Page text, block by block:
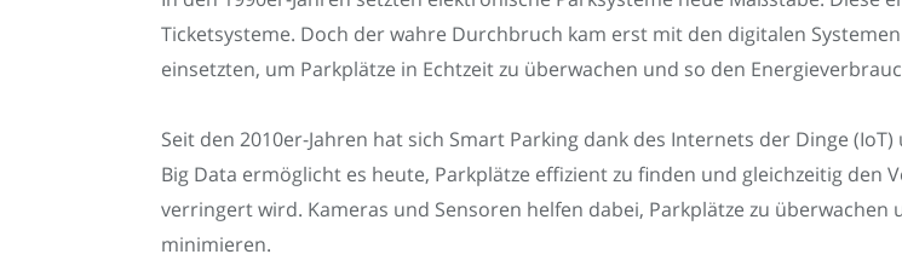
Ticketsysteme. Doch der wahre Durchbruch kam erst mit den digitalen
einsetzten, um Parkplätze in Echtzeit zu überwachen und so den
Seit den 2010er-Jahren hat sich Smart Parking dank des Internets der Dinge
Big Data ermöglicht es heute, Parkplätze effizient zu finden und gleichzeitig den
verringert wird. Kameras und Sensoren helfen dabei, Parkplätze zu
minimieren.